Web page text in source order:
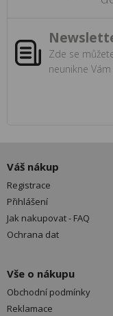
Zde se
neunikne
Váš nákup
Registrace
Přihlášení
Jak nakupovat - FAQ
Ochrana dat
Vše o nákupu
Obchodní podmínky
Reklamace